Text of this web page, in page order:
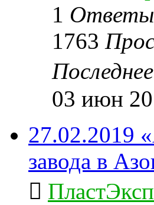
1 Ответы
1763
03 июн
27.02.2019
завода в